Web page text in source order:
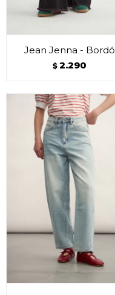
Jean Jenna - Bordó
$ 2.290